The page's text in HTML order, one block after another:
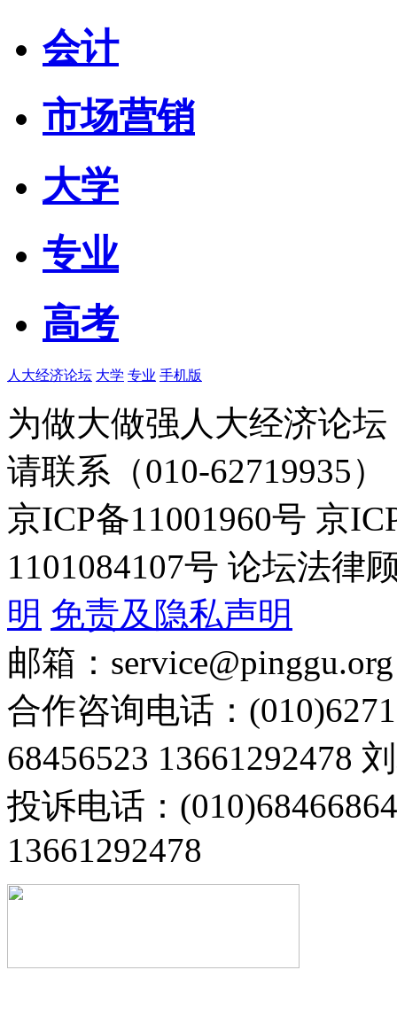
会计
市场营销
大学
专业
高考
人大经济论坛 大学 专业 手机版
为做大做强人大经济论
请联系（010-62719935）
京ICP备11001960号 京
1101084107号 论坛法律
明 免责及隐私声明
邮箱：service@pinggu.org
合作咨询电话：
68456523 13661292478
投诉电话：
13661292478